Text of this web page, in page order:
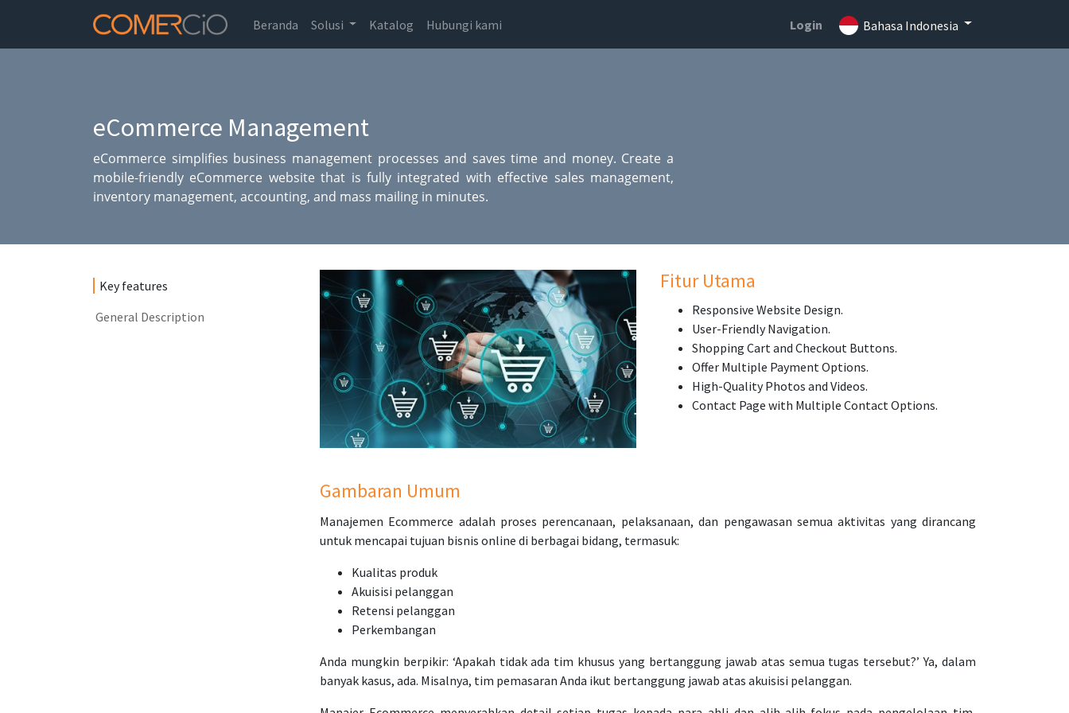
Beranda Solusi Katalog Hubungi kami Login Bahasa Indonesia
eCommerce Management
eCommerce simplifies business management processes and saves time and money. Create a
mobile-friendly eCommerce website that is fully integrated with effective sales management,
inventory management, accounting, and mass mailing in minutes.
Key features
General Description
Fitur Utama
Responsive Website Design.
User-Friendly Navigation.
Shopping Cart and Checkout Buttons.
Offer Multiple Payment Options.
High-Quality Photos and Videos.
Contact Page with Multiple Contact Options.
Gambaran Umum
Manajemen Ecommerce adalah proses perencanaan, pelaksanaan, dan pengawasan semua aktivitas yang dirancang
untuk mencapai tujuan bisnis online di berbagai bidang, termasuk:
Kualitas produk
Akuisisi pelanggan
Retensi pelanggan
Perkembangan
Anda mungkin berpikir: ‘Apakah tidak ada tim khusus yang bertanggung jawab atas semua tugas tersebut?’ Ya, dalam
banyak kasus, ada. Misalnya, tim pemasaran Anda ikut bertanggung jawab atas akuisisi pelanggan.